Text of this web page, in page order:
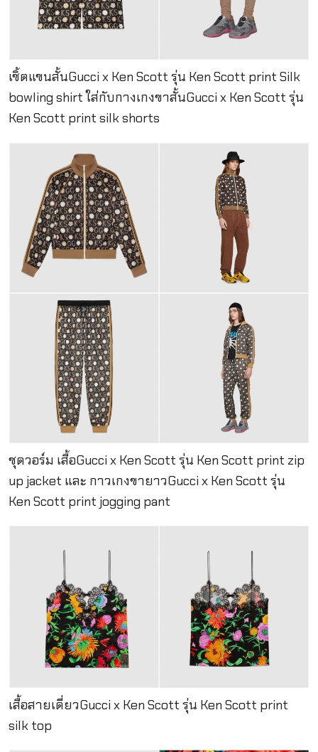
เชิ้ตแขนสั้นGucci x Ken Scott รุ่น Ken Scott print Silk
bowling shirt ใส่กับกางเกงขาสั้นGucci x Ken Scott รุ่น
Ken Scott print silk shorts
ชุดวอร์ม เสื้อGucci x Ken Scott รุ่น Ken Scott print zip
up jacket และ กาวเกงขายาวGucci x Ken Scott รุ่น
Ken Scott print jogging pant
เสื้อสายเดี่ยวGucci x Ken Scott รุ่น Ken Scott print
silk top